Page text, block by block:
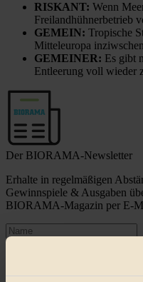
RISKANT: Wenn
Freilandhühnerbetrieb
GEMEIN: Tropische
Mitteleuropa
GEMEINER: Es gibt
Entleerung voll wieder
Der BIORAMA-Newsletter
Erhalte in regelmäßigen
Gewinnspiele & Ausgaben
BIORAMA-Magazin per E-
Jetzt eintragen: